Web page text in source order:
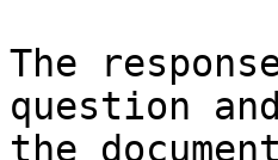
The
question
the